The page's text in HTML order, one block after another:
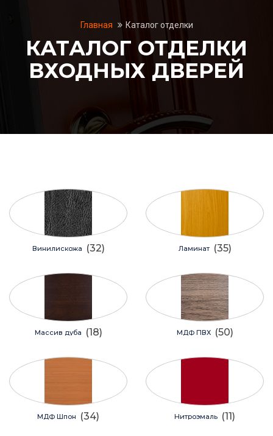
Главная Каталог отделки
КАТАЛОГ ОТДЕЛКИ
ВХОДНЫХ ДВЕРЕЙ
Винилискожа (32) Ламинат (35)
Массив дуба (18) МДФ ПВХ (50)
МДФ Шпон (34) Нитроэмаль (11)